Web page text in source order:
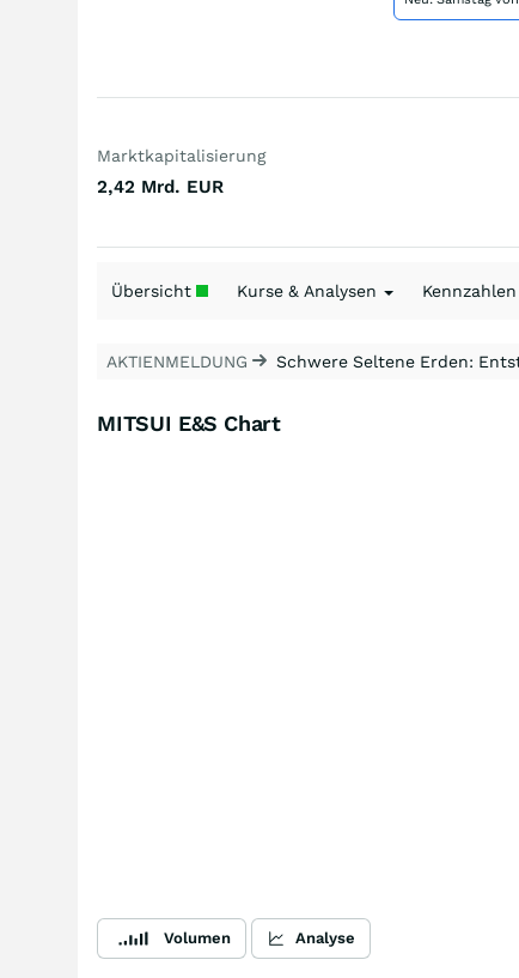
Marktkapitalisierung
2,42 Mrd. EUR
Übersicht Kurse & Analysen Kennzahlen
AKTIENMELDUNG Schwere Seltene Erden:
MITSUI E&S Chart
Volumen Analyse